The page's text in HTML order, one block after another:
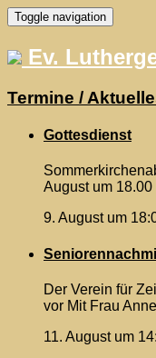
Skip
to
content
Toggle navigation
Ev.
Termine /
Gottesdienst
August um
9. August um
Der Verein für
vor Mit Frau
11. August um